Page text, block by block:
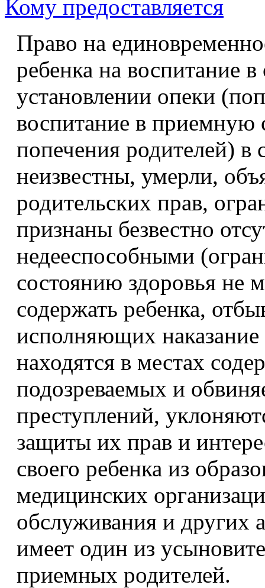
Кому предоставляется
Право на
ребенка на воспитание
установлении опеки
воспитание в приемную
попечения родителей) в
неизвестны, умерли,
родительских прав,
признаны безвестно
недееспособными
состоянию здоровья не
содержать ребенка,
исполняющих
находятся в местах
подозреваемых и
преступлений,
защиты их прав и
своего ребенка из
медицинских
обслуживания и других
имеет один из
приемных родителей.